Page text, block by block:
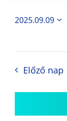
2025.09.09
Előző nap